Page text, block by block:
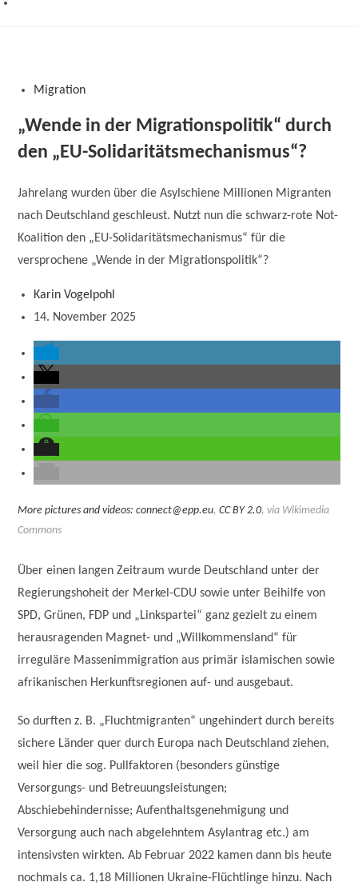
Migration
„Wende in der Migrationspolitik“ durch
den „EU-Solidaritätsmechanismus“?
Jahrelang wurden über die Asylschiene Millionen Migranten
nach Deutschland geschleust. Nutzt nun die schwarz-rote Not-
Koalition den „EU-Solidaritätsmechanismus“ für die
versprochene „Wende in der Migrationspolitik“?
Karin Vogelpohl
14. November 2025
More pictures and videos: connect@epp.eu,CC BY 2.0, via Wikimedia
Commons
Über einen langen Zeitraum wurde Deutschland unter der
Regierungshoheit der Merkel-CDU sowie unter Beihilfe von
SPD, Grünen, FDP und „Linkspartei“ ganz gezielt zu einem
herausragenden Magnet- und „Willkommensland“ für
irreguläre Massenimmigration aus primär islamischen sowie
afrikanischen Herkunftsregionen auf- und ausgebaut.
So durften z. B. „Fluchtmigranten“ ungehindert durch bereits
sichere Länder quer durch Europa nach Deutschland ziehen,
weil hier die sog. Pullfaktoren (besonders günstige
Versorgungs- und Betreuungsleistungen;
Abschiebehindernisse; Aufenthaltsgenehmigung und
Versorgung auch nach abgelehntem Asylantrag etc.) am
intensivsten wirkten. Ab Februar 2022 kamen dann bis heute
nochmals ca. 1,18 Millionen Ukraine-Flüchtlinge hinzu. Nach